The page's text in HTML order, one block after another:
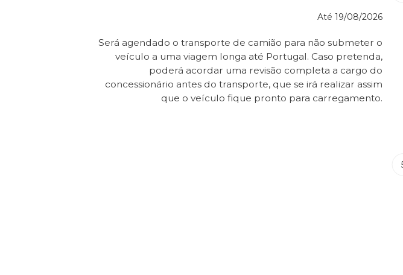
Até 19/08/2026
Será agendado o transporte de camião para não submeter o
veículo a uma viagem longa até Portugal. Caso pretenda,
poderá acordar uma revisão completa a cargo do
concessionário antes do transporte, que se irá realizar assim
que o veículo fique pronto para carregamento.